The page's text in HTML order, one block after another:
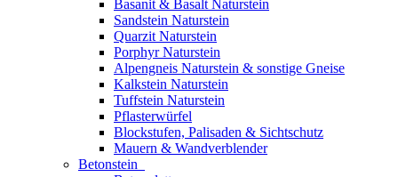
Basanit & Basalt Naturstein
Sandstein Naturstein
Quarzit Naturstein
Porphyr Naturstein
Alpengneis Naturstein & sonstige Gneise
Kalkstein Naturstein
Tuffstein Naturstein
Pflasterwürfel
Blockstufen, Palisaden & Sichtschutz
Mauern & Wandverblender
Betonstein